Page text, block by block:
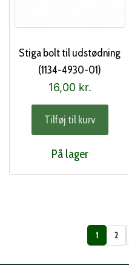
Stiga bolt til udstødning
(1134-4930-01)
16,00 kr.
Tilføj til kurv
På lager
1 2